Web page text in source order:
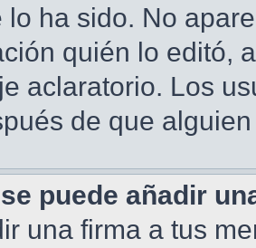
lo ha sido. No
quién lo editó,
aclaratorio. Los
de que
puede añadir
una firma a tus